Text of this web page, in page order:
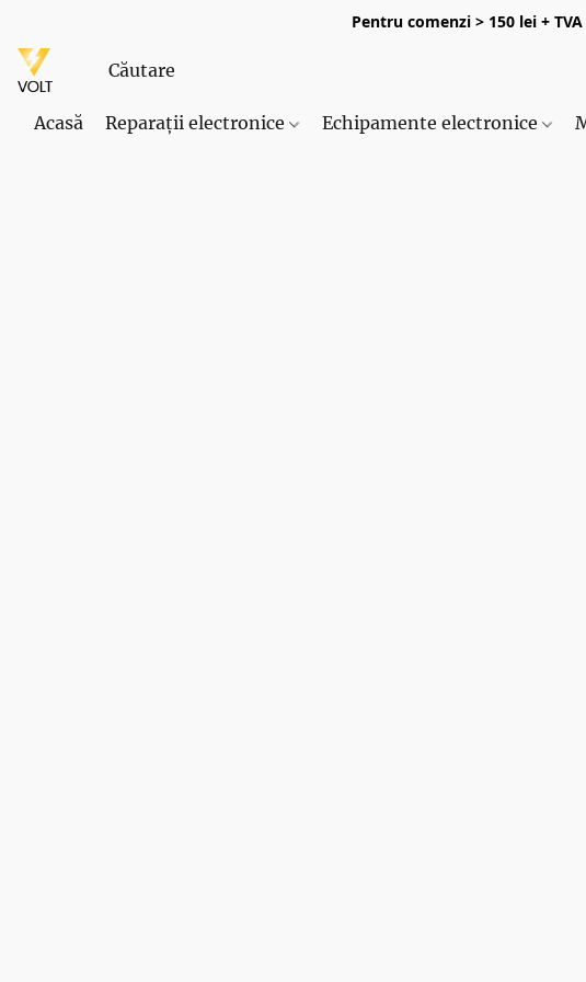
Pentru comenzi > 150 lei +
Acasă Reparații electronice Echipamente electronice